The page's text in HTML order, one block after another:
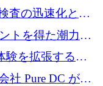
めに2,000万ユー
ち上げる
査の迅速化と抗
万ポンドを寄付
トを得た潮力発
万ポンドを調
験を拡張するた
社 Pure DC が欧